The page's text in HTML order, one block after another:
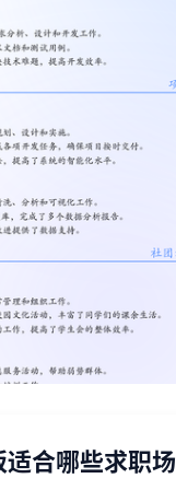
合哪些求职